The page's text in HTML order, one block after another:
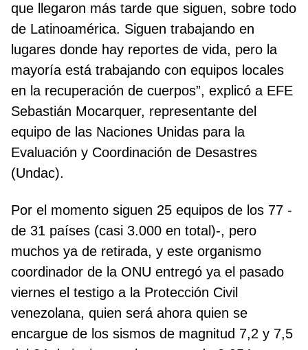
que llegaron más tarde que siguen, sobre todo
de Latinoamérica. Siguen trabajando en
lugares donde hay reportes de vida, pero la
mayoría está trabajando con equipos locales
en la recuperación de cuerpos”, explicó a EFE
Sebastián Mocarquer, representante del
equipo de las Naciones Unidas para la
Evaluación y Coordinación de Desastres
(Undac).
Por el momento siguen 25 equipos de los 77 -
de 31 países (casi 3.000 en total)-, pero
muchos ya de retirada, y este organismo
coordinador de la ONU entregó ya el pasado
viernes el testigo a la Protección Civil
venezolana, quien será ahora quien se
encargue de los sismos de magnitud 7,2 y 7,5